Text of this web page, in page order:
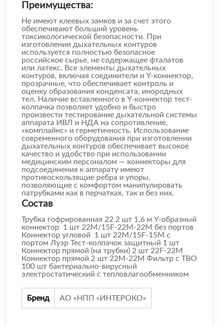
Преимущества:
Не имеют клеевых замков и за счет этого
обеспечивают больший уровень
токсикологической безопасности. При
изготовлении дыхательных контуров
используется полностью безопасное
российское сырье, не содержащее фталатов
или латекс. Все элементы дыхательных
контуров, включая соединители и Y-коннектор,
прозрачные, что обеспечивает контроль и
оценку образования конденсата, инородных
тел. Наличие вставленного в Y-коннектор тест-
колпачка позволяет удобно и быстро
произвести тестирование дыхательной системы
аппарата ИВЛ и НДА на сопротивление,
«комплайнс» и герметичность. Использование
современного оборудования при изготовлении
дыхательных контуров обеспечивает высокое
качество и удобство при использовании
медицинским персоналом — коннекторы для
подсоединения к аппарату имеют
противоскользящие ребра и упоры,
позволяющие с комфортом манипулировать
патрубками как в перчатках, так и без них.
Состав
Трубка гофрированная 22 2 шт 1,6 м Y-образный
коннектор 1 шт 22М/15F-22М-22М без портов
Коннектор угловой 1 шт 22М/15F-15М с
портом Луэр Тест-колпачок защитный 1 шт
Коннектор прямой (на трубки) 2 шт 22F-22М
Коннектор прямой 2 шт 22М-22М Фильтр с ТВО
100 шт бактериально-вирусный
электростатический с тепловлагообменником
Бренд АО «НПП «ИНТЕРОКО»